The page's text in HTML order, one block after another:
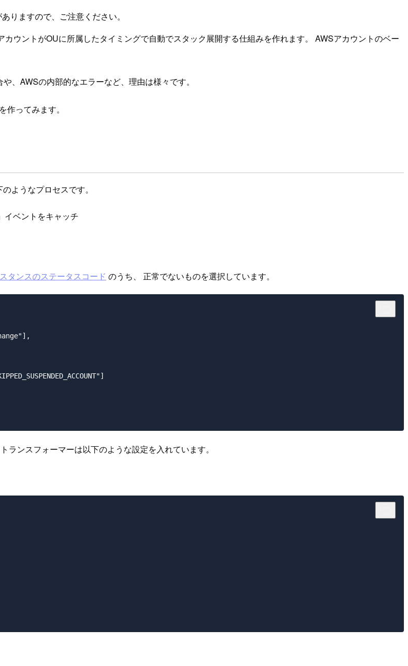
りますので、ご注意ください。
ウントがOUに所属したタイミングで自動でスタック展開する仕組みを作れます。 AWSアカウントのベー
、AWSの内部的なエラーなど、理由は様々です。
ってみます。
ようなプロセスです。
イベントをキャッチ
タンスのステータスコード のうち、 正常でないものを選択しています。
ンスフォーマーは以下のような設定を入れています。